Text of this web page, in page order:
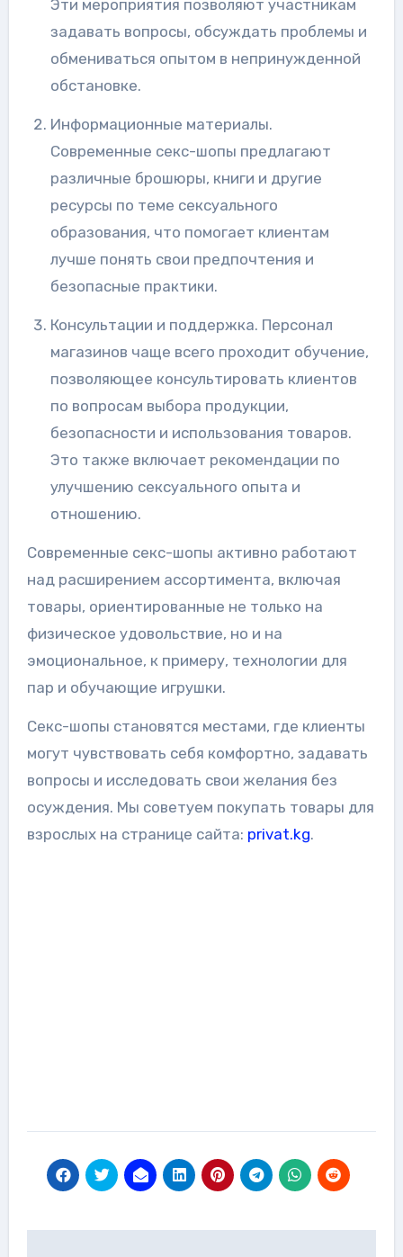
Эти мероприятия позволяют участникам
задавать вопросы, обсуждать проблемы и
обмениваться опытом в непринужденной
обстановке.
Информационные материалы.
Современные секс-шопы предлагают
различные брошюры, книги и другие
ресурсы по теме сексуального
образования, что помогает клиентам
лучше понять свои предпочтения и
безопасные практики.
Консультации и поддержка. Персонал
магазинов чаще всего проходит обучение,
позволяющее консультировать клиентов
по вопросам выбора продукции,
безопасности и использования товаров.
Это также включает рекомендации по
улучшению сексуального опыта и
отношению.
Современные секс-шопы активно работают
над расширением ассортимента, включая
товары, ориентированные не только на
физическое удовольствие, но и на
эмоциональное, к примеру, технологии для
пар и обучающие игрушки.
Секс-шопы становятся местами, где клиенты
могут чувствовать себя комфортно, задавать
вопросы и исследовать свои желания без
осуждения. Мы советуем покупать товары для
взрослых на странице сайта: privat.kg.